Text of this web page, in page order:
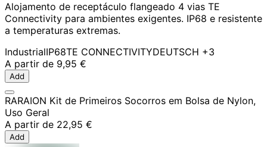
Alojamento de receptáculo flangeado 4 vias TE
Connectivity para ambientes exigentes. IP68 e resistente
a temperaturas extremas.
IndustrialIP68TE CONNECTIVITYDEUTSCH +3
A partir de 9,95 €
Add
RARAION Kit de Primeiros Socorros em Bolsa de Nylon,
Uso Geral
A partir de 22,95 €
Add